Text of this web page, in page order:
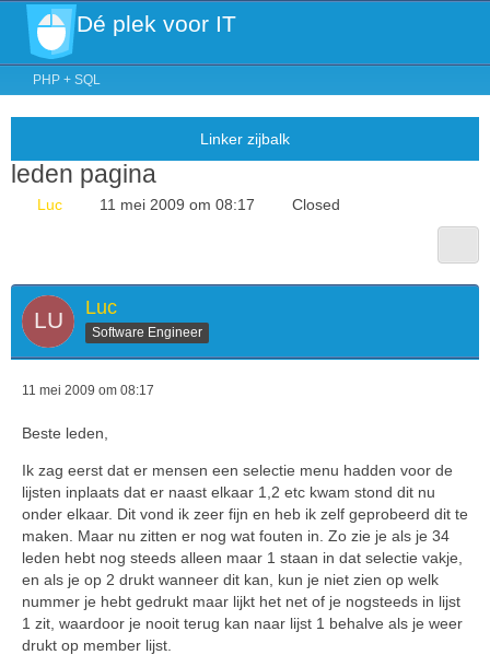
Dé plek voor IT
PHP + SQL
leden pagina
Luc 11 mei 2009 om 08:17 Closed
Luc
Software Engineer
11 mei 2009 om 08:17
Beste leden,
Ik zag eerst dat er mensen een selectie menu hadden voor de
lijsten inplaats dat er naast elkaar 1,2 etc kwam stond dit nu
onder elkaar. Dit vond ik zeer fijn en heb ik zelf geprobeerd dit te
maken. Maar nu zitten er nog wat fouten in. Zo zie je als je 34
leden hebt nog steeds alleen maar 1 staan in dat selectie vakje,
en als je op 2 drukt wanneer dit kan, kun je niet zien op welk
nummer je hebt gedrukt maar lijkt het net of je nogsteeds in lijst
1 zit, waardoor je nooit terug kan naar lijst 1 behalve als je weer
drukt op member lijst.